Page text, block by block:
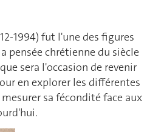
1994) fut l'une des figures
pensée chrétienne du siècle
sera l'occasion de revenir
en explorer les différentes
sa fécondité face aux